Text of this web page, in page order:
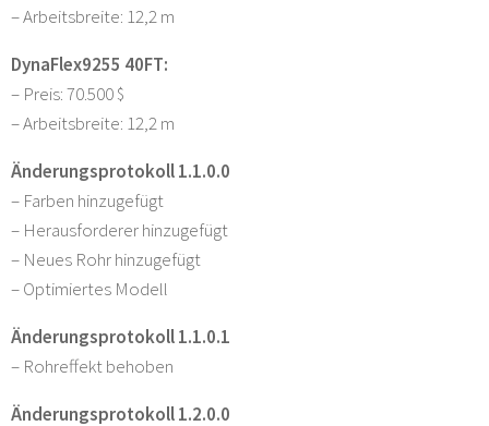
– Arbeitsbreite: 12,2 m
DynaFlex9255 40FT:
– Preis: 70.500 $
– Arbeitsbreite: 12,2 m
Änderungsprotokoll 1.1.0.0
– Farben hinzugefügt
– Herausforderer hinzugefügt
– Neues Rohr hinzugefügt
– Optimiertes Modell
Änderungsprotokoll 1.1.0.1
– Rohreffekt behoben
Änderungsprotokoll 1.2.0.0